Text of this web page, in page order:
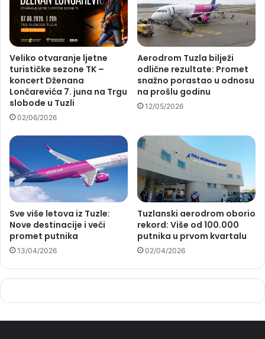
Veliko otvaranje ljetne
turističke sezone TK –
koncert Dženana
Lončarevića 7. juna na Trgu
slobode u Tuzli
02/06/2026
Aerodrom Tuzla bilježi
odlične rezultate: Promet
snažno porastao u odnosu
na prošlu godinu
12/05/2026
Sve više letova iz Tuzle:
Nove destinacije i veći
promet putnika
13/04/2026
Tuzlanski aerodrom oborio
rekord: Više od 100.000
putnika u prvom kvartalu
02/04/2026